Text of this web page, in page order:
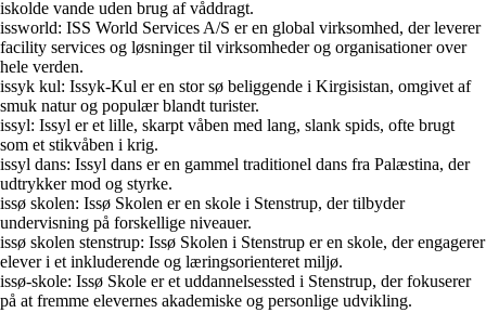
iskolde vande uden brug af våddragt.
issworld: ISS World Services A/S er en global virksomhed, der leverer
facility services og løsninger til virksomheder og organisationer over
hele verden.
issyk kul: Issyk-Kul er en stor sø beliggende i Kirgisistan, omgivet af
smuk natur og populær blandt turister.
issyl: Issyl er et lille, skarpt våben med lang, slank spids, ofte brugt
som et stikvåben i krig.
issyl dans: Issyl dans er en gammel traditionel dans fra Palæstina, der
udtrykker mod og styrke.
issø skolen: Issø Skolen er en skole i Stenstrup, der tilbyder
undervisning på forskellige niveauer.
issø skolen stenstrup: Issø Skolen i Stenstrup er en skole, der engagerer
elever i et inkluderende og læringsorienteret miljø.
issø-skole: Issø Skole er et uddannelsessted i Stenstrup, der fokuserer
på at fremme elevernes akademiske og personlige udvikling.